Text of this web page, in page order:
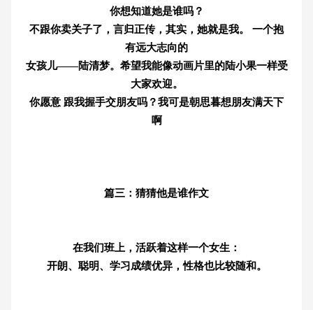
你想知道她是谁吗？
不跟你卖关子了，言归正传，其实，她就是我。 一个抱
有远大志向的
女孩儿——陆清梦。希望我能像动画片里的陆小果一样受
大家欢迎。
你愿意 跟我握手交朋友吗？我可是朝思暮想朋友满天下
啊
篇三：猜猜他是谁作文
在我们班上，活跃着这样一个女生：
开朗、聪明、学习成绩优异，性格也比较随和。